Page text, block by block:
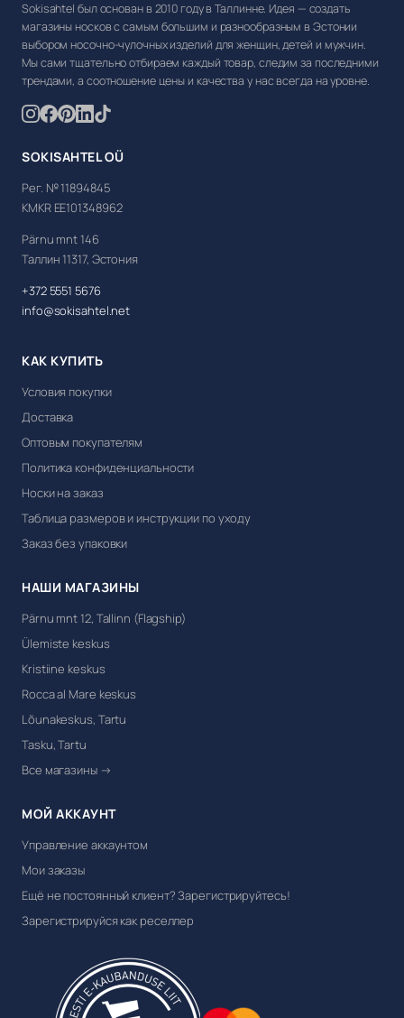
Sokisahtel был основан в 2010 году в Таллинне. Идея — создать
магазины носков с самым большим и разнообразным в Эстонии
выбором носочно-чулочных изделий для женщин, детей и мужчин.
Мы сами тщательно отбираем каждый товар, следим за последними
трендами, а соотношение цены и качества у нас всегда на уровне.
SOKISAHTEL OÜ
Рег. № 11894845
KMKR EE101348962
Pärnu mnt 146
Таллин 11317, Эстония
+372 5551 5676
info@sokisahtel.net
КАК КУПИТЬ
Условия покупки
Доставка
Оптовым покупателям
Политика конфиденциальности
Носки на заказ
Таблица размеров и инструкции по уходу
Заказ без упаковки
НАШИ МАГАЗИНЫ
Pärnu mnt 12, Tallinn (Flagship)
Ülemiste keskus
Kristiine keskus
Rocca al Mare keskus
Lõunakeskus, Tartu
Tasku, Tartu
Все магазины →
МОЙ АККАУНТ
Управление аккаунтом
Мои заказы
Ещё не постоянный клиент? Зарегистрируйтесь!
Зарегистрируйся как реселлер